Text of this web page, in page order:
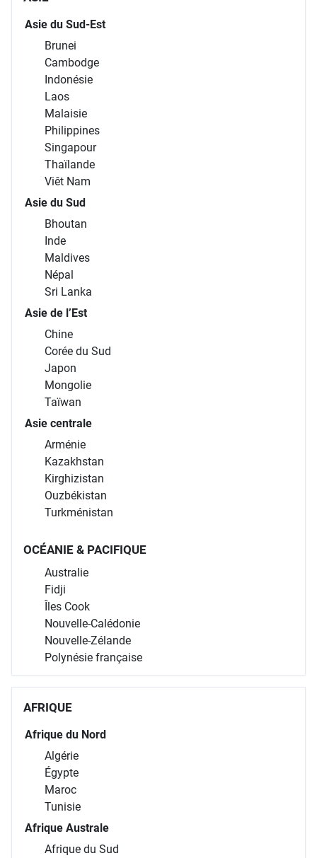
Asie du Sud-Est
Brunei
Cambodge
Indonésie
Laos
Malaisie
Philippines
Singapour
Thaïlande
Viêt Nam
Asie du Sud
Bhoutan
Inde
Maldives
Népal
Sri Lanka
Asie de l’Est
Chine
Corée du Sud
Japon
Mongolie
Taïwan
Asie centrale
Arménie
Kazakhstan
Kirghizistan
Ouzbékistan
Turkménistan
OCÉANIE & PACIFIQUE
Australie
Fidji
Îles Cook
Nouvelle-Calédonie
Nouvelle-Zélande
Polynésie française
AFRIQUE
Afrique du Nord
Algérie
Égypte
Maroc
Tunisie
Afrique Australe
Afrique du Sud